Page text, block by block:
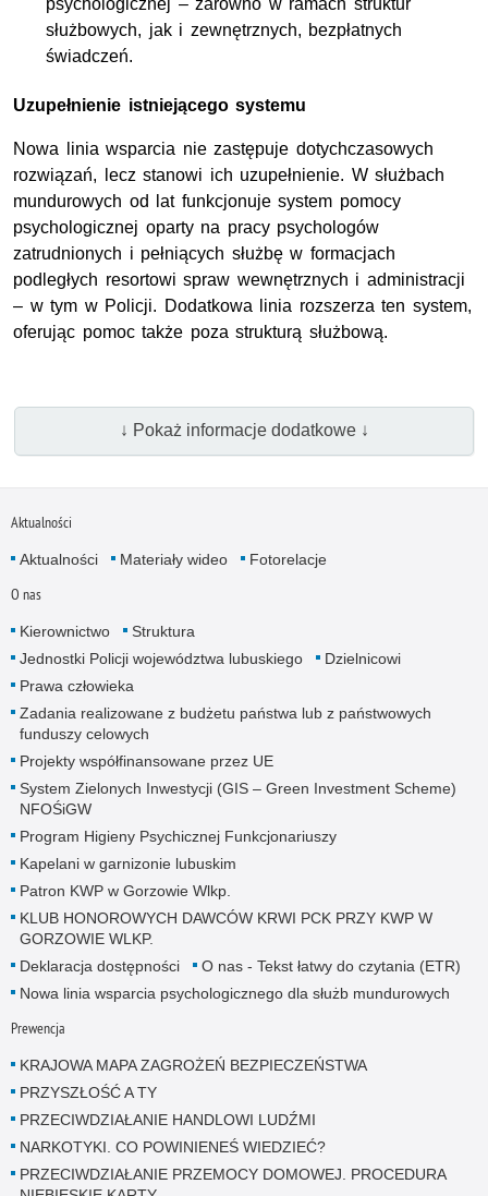
psychologicznej – zarówno w ramach struktur
służbowych, jak i zewnętrznych, bezpłatnych
świadczeń.
Uzupełnienie istniejącego systemu
Nowa linia wsparcia nie zastępuje dotychczasowych
rozwiązań, lecz stanowi ich uzupełnienie. W służbach
mundurowych od lat funkcjonuje system pomocy
psychologicznej oparty na pracy psychologów
zatrudnionych i pełniących służbę w formacjach
podległych resortowi spraw wewnętrznych i administracji
– w tym w Policji. Dodatkowa linia rozszerza ten system,
oferując pomoc także poza strukturą służbową.
↓ Pokaż informacje dodatkowe ↓
Aktualności
Aktualności Materiały wideo Fotorelacje
O nas
Kierownictwo
Struktura
Jednostki Policji województwa lubuskiego
Dzielnicowi
Prawa człowieka
Zadania realizowane z budżetu państwa lub z państwowych
funduszy celowych
Projekty współfinansowane przez UE
System Zielonych Inwestycji (GIS – Green Investment Scheme)
NFOŚiGW
Program Higieny Psychicznej Funkcjonariuszy
Kapelani w garnizonie lubuskim
Patron KWP w Gorzowie Wlkp.
KLUB HONOROWYCH DAWCÓW KRWI PCK PRZY KWP W
GORZOWIE WLKP.
Deklaracja dostępności
O nas - Tekst łatwy do czytania (ETR)
Nowa linia wsparcia psychologicznego dla służb mundurowych
Prewencja
KRAJOWA MAPA ZAGROŻEŃ BEZPIECZEŃSTWA
PRZYSZŁOŚĆ A TY
PRZECIWDZIAŁANIE HANDLOWI LUDŹMI
NARKOTYKI. CO POWINIENEŚ WIEDZIEĆ?
PRZECIWDZIAŁANIE PRZEMOCY DOMOWEJ. PROCEDURA